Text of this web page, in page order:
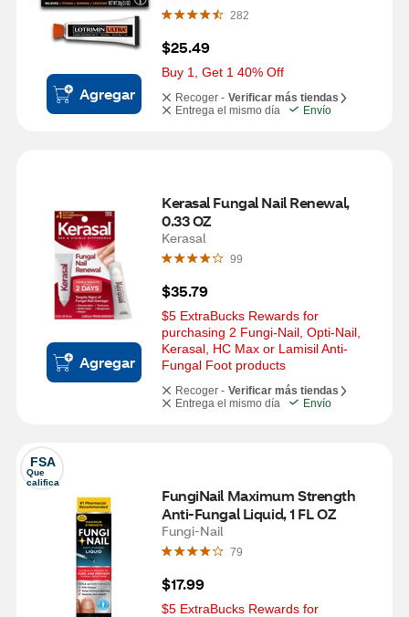
Agregar
282
$25.49
Buy 1, Get 1 40% Off
Recoger - Verificar más tiendas
Entrega el mismo día
Envío
Agregar
Kerasal Fungal Nail Renewal,
0.33 OZ
Kerasal
99
$35.79
$5 ExtraBucks Rewards for
purchasing 2 Fungi-Nail, Opti-Nail,
Kerasal, HC Max or Lamisil Anti-
Fungal Foot products
Recoger - Verificar más tiendas
Entrega el mismo día
Envío
FSA
Que
califica
FungiNail Maximum Strength
Anti-Fungal Liquid, 1 FL OZ
Fungi-Nail
79
$17.99
$5 ExtraBucks Rewards for